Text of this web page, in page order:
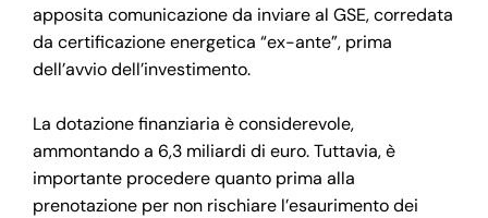
apposita comunicazione da inviare al GSE, corredata
da certificazione energetica “ex-ante”, prima
dell’avvio dell’investimento.
La dotazione finanziaria è considerevole,
ammontando a 6,3 miliardi di euro. Tuttavia, è
importante procedere quanto prima alla
prenotazione per non rischiare l’esaurimento dei